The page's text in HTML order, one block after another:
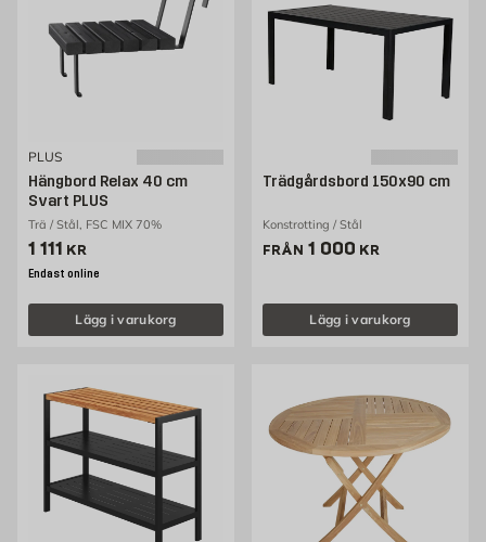
PLUS
Hängbord Relax 40 cm
Svart PLUS
Trä / Stål, FSC MIX 70%
Pris 1111 kr
1 111 KR
Endast online
Lägg i varukorg
Trädgårdsbord 150x90 cm
Konstrotting / Stål
FRÅN Pris 1000 kr
1 000 KR
Lägg i varukorg